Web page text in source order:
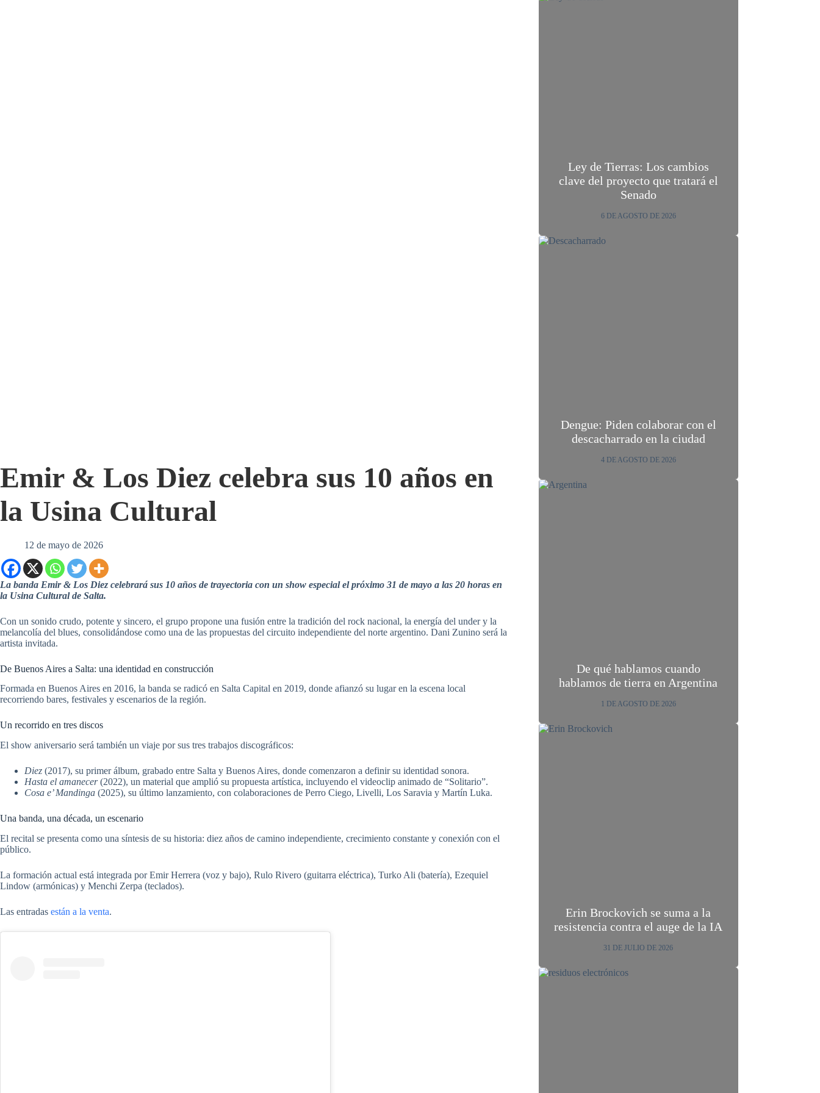
Emir & Los Diez celebra sus 10 años en
la Usina Cultural
12 de mayo de 2026
La banda Emir & Los Diez celebrará sus 10 años de trayectoria con un show especial el próximo 31 de mayo a las 20 horas en
la Usina Cultural de Salta.
Con un sonido crudo, potente y sincero, el grupo propone una fusión entre la tradición del rock nacional, la energía del under y la
melancolía del blues, consolidándose como una de las propuestas del circuito independiente del norte argentino. Dani Zunino será la
artista invitada.
De Buenos Aires a Salta: una identidad en construcción
Formada en Buenos Aires en 2016, la banda se radicó en Salta Capital en 2019, donde afianzó su lugar en la escena local
recorriendo bares, festivales y escenarios de la región.
Un recorrido en tres discos
El show aniversario será también un viaje por sus tres trabajos discográficos:
Diez (2017), su primer álbum, grabado entre Salta y Buenos Aires, donde comenzaron a definir su identidad sonora.
Hasta el amanecer(2022), un material que amplió su propuesta artística, incluyendo el videoclip animado de “Solitario”.
Cosa e’ Mandinga (2025), su último lanzamiento, con colaboraciones de Perro Ciego, Livelli, Los Saravia y Martín Luka.
Una banda, una década, un escenario
El recital se presenta como una síntesis de su historia: diez años de camino independiente, crecimiento constante y conexión con el
público.
La formación actual está integrada por Emir Herrera (voz y bajo), Rulo Rivero (guitarra eléctrica), Turko Ali (batería), Ezequiel
Lindow (armónicas) y Menchi Zerpa (teclados).
Las entradas están a la venta.
Ley de Tierras: Los cambios
clave del proyecto que tratará el
Senado
6 DE AGOSTO DE 2026
Dengue: Piden colaborar con el
descacharrado en la ciudad
4 DE AGOSTO DE 2026
De qué hablamos cuando
hablamos de tierra en Argentina
1 DE AGOSTO DE 2026
Erin Brockovich se suma a la
resistencia contra el auge de la IA
31 DE JULIO DE 2026